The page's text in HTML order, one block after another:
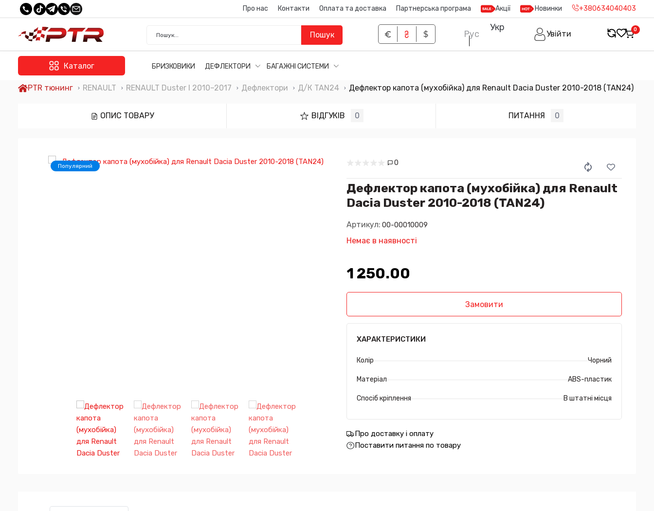
Про нас Контакти Оплата та доставка Партнерська програма Акції Новинки +380634040403
Пошук Рус
Укр
Увійти 0
Каталог БРИЗКОВИКИ ДЕФЛЕКТОРИ БАГАЖНІ СИСТЕМИ
PTR тюнинг RENAULT RENAULT Duster I 2010–2017 Дефлектори Д/К TAN24 Дефлектор капота (мухобійка) для Renault Dacia Duster 2010-2018 (TAN24)
ОПИС ТОВАРУ ВІДГУКІВ 0 ПИТАННЯ 0
Популярний 0
Дефлектор капота (мухобійка) для Renault
Dacia Duster 2010-2018 (TAN24)
Артикул: 00-00010009
Немає в наявності
1 250.00₴
Замовити
ХАРАКТЕРИСТИКИ
Колір Чорний
Матеріал ABS-пластик
Спосіб кріплення В штатні місця
Про доставку і оплату
Поставити питання по товару